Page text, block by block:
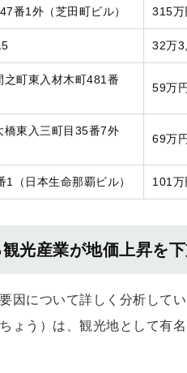
番1外（芝田町ビル） 315万
32万
町東入材木町481番
59万円
橋東入三町目35番7外
69万円
（日本生命那覇ビル） 101万
光産業が地価上昇を下
因について詳しく分析して
ょう）は、観光地として有